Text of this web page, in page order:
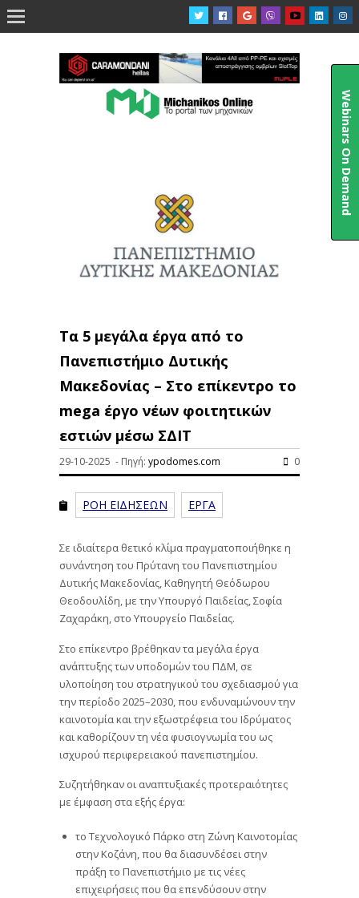

Τα 5 μεγάλα έργα από το
Πανεπιστήμιο Δυτικής
Μακεδονίας – Στο επίκεντρο το
mega έργο νέων φοιτητικών
εστιών μέσω ΣΔΙΤ
29-10-2025 - Πηγή: ypodomes.com 0
ΡΟΗ ΕΙΔΗΣΕΩΝ ΕΡΓΑ
Σε ιδιαίτερα θετικό κλίμα πραγματοποιήθηκε η
συνάντηση του Πρύτανη του Πανεπιστημίου
Δυτικής Μακεδονίας, Καθηγητή Θεόδωρου
Θεοδουλίδη, με την Υπουργό Παιδείας, Σοφία
Ζαχαράκη, στο Υπουργείο Παιδείας.
Στο επίκεντρο βρέθηκαν τα μεγάλα έργα
ανάπτυξης των υποδομών του ΠΔΜ, σε
υλοποίηση του στρατηγικού του σχεδιασμού για
την περίοδο 2025–2030, που ενδυναμώνουν την
καινοτομία και την εξωστρέφεια του Ιδρύματος
και καθορίζουν τη νέα φυσιογνωμία του ως
ισχυρού περιφερειακού πανεπιστημίου.
Συζητήθηκαν οι αναπτυξιακές προτεραιότητες
με έμφαση στα εξής έργα:
το Τεχνολογικό Πάρκο στη Ζώνη Καινοτομίας
στην Κοζάνη, που θα διασυνδέσει στην
πράξη το Πανεπιστήμιο με τις νέες
επιχειρήσεις που θα επενδύσουν στην
Webinars On Demand